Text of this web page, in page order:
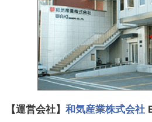
【運営会社】 和気産業株式会社